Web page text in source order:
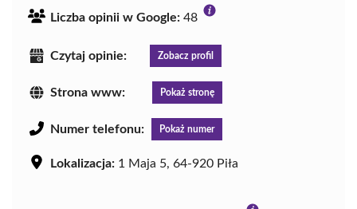
Liczba opinii w Google: 48
Czytaj opinie: Zobacz profil
Strona www: Pokaż stronę
Numer telefonu: Pokaż numer
Lokalizacja: 1 Maja 5, 64-920 Piła